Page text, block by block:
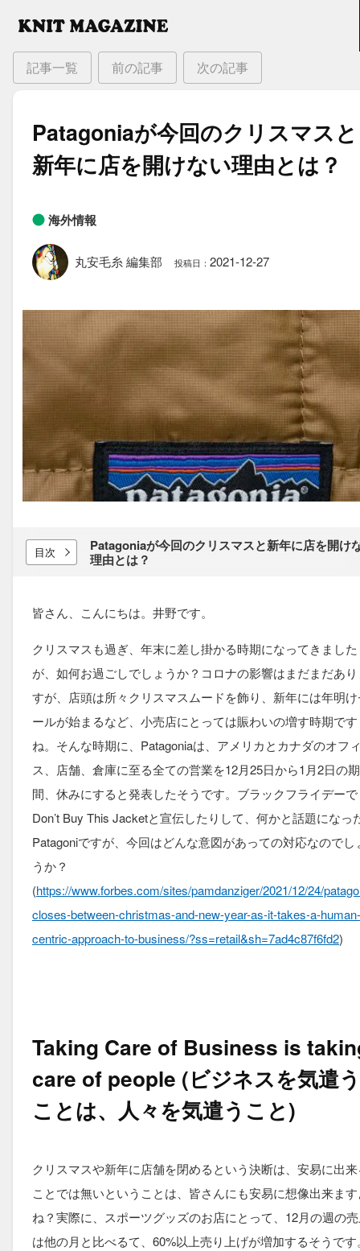
記事一覧 前の記事 次の記事
Patagoniaが​今回の​クリスマスと​
新年に​店を​開けない​理由とは？
海外情報
丸安毛糸 編集部 投稿日： 2021-12-27
目次
Patagoniaが​今回の​クリスマスと​新年に​店を​開け
理由とは？
皆さん、こんにちは。井野です。
クリスマスも過ぎ、年末に差し掛かる時期になってきました
が、如何お過ごしでしょうか？コロナの影響はまだまだあ
すが、店頭は所々クリスマスムードを飾り、新年には年明
ールが始まるなど、小売店にとっては賑わいの増す時期です
ね。そんな時期に、Patagoniaは、アメリカとカナダのオフ
ス、店舗、倉庫に至る全ての営業を12月25日から1月2日の期
間、休みにすると発表したそうです。ブラックフライデーで
Don’t Buy This Jacketと宣伝したりして、何かと話題になっ
Patagoniですが、今回はどんな意図があっての対応なのでし
うか？
(https://www.forbes.com/sites/pamdanziger/2021/12/24/
closes-between-christmas-and-new-year-as-it-takes-a-human-
centric-approach-to-business/?ss=retail&sh=7ad4c87f6fd2)
Taking Care of Business is
care of people (ビジネスを気遣う
ことは、人々を気遣うこと)
クリスマスや新年に店舗を閉めるという決断は、安易に出
ことでは無いということは、皆さんにも安易に想像出来ま
ね？実際に、スポーツグッズのお店にとって、12月の週の
は他の月と比べるて、60%以上売り上げが増加するそうです